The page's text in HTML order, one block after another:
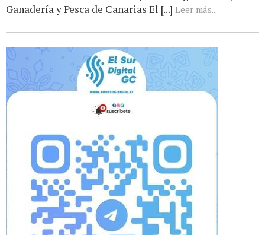
Ganadería y Pesca de Canarias El [...] Leer más...